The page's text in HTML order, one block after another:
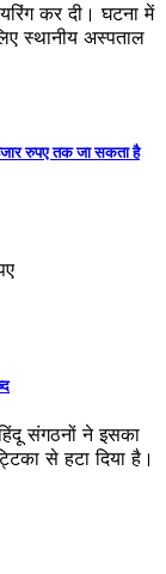
कर दी। घटना में
स्थानीय अस्पताल
रुपए तक जा सकता है
संगठनों ने इसका
से हटा दिया है।